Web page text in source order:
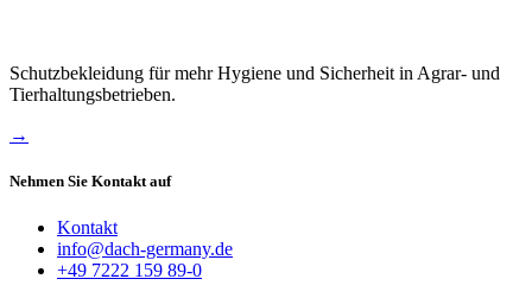
Schutzbekleidung für mehr Hygiene und Sicherheit in Agrar- und
Tierhaltungsbetrieben.
→
Nehmen Sie Kontakt auf
Kontakt
info@dach-germany.de
+49 7222 159 89-0